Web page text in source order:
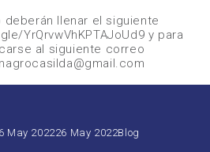
llenar el siguiente
YrQrvwVhKPTAJoUd9 y para
al siguiente correo
May 202226 May 2022Blog